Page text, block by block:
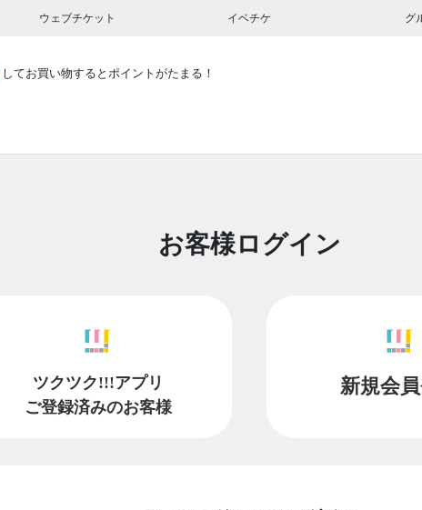
ウェブチケット イベチケ グ
してお買い物するとポイントがたまる！
お客様ログイン
ツクツク!!!アプリ
ご登録済みのお客様
新規会